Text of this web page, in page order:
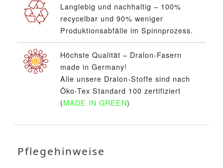
Langlebig und nachhaltig – 100%
recycelbar und 90% weniger
Produktionsabfälle im Spinnprozess.
Höchste Qualität – Dralon-Fasern
made in Germany!
Alle unsere Dralon-Stoffe sind nach
Öko-Tex Standard 100 zertifiziert
(MADE IN GREEN)
Pflegehinweise